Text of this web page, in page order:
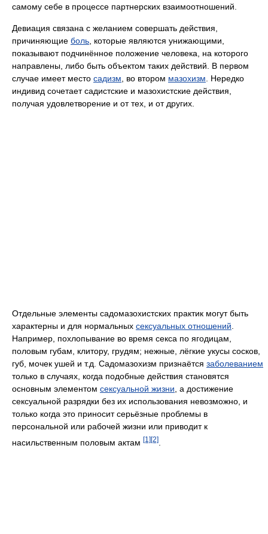
самому себе в процессе партнерских взаимоотношений.
Девиация связана с желанием совершать действия,
причиняющие боль, которые являются унижающими,
показывают подчинённое положение человека, на которого
направлены, либо быть объектом таких действий. В первом
случае имеет место садизм, во втором мазохизм. Нередко
индивид сочетает садистские и мазохистские действия,
получая удовлетворение и от тех, и от других.
Отдельные элементы садомазохистских практик могут быть
характерны и для нормальных сексуальных отношений.
Например, похлопывание во время секса по ягодицам,
половым губам, клитору, грудям; нежные, лёгкие укусы сосков,
губ, мочек ушей и т.д. Садомазохизм признаётся заболеванием
только в случаях, когда подобные действия становятся
основным элементом сексуальной жизни, а достижение
сексуальной разрядки без их использования невозможно, и
только когда это приносит серьёзные проблемы в
персональной или рабочей жизни или приводит к
насильственным половым актам [1] [2]